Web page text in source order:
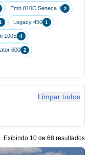
Emb 810C Seneca Ii 2
Legacy 450 1
100E 4
600 2
Limpar todos
Exibindo 10 de 68 resultados